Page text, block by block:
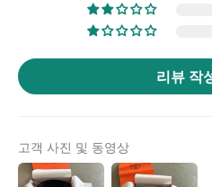
러
급
리뷰 작
고객 사진 및 동영상